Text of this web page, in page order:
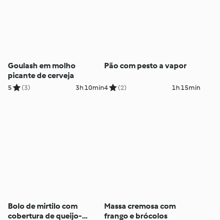
Goulash em molho
picante de cerveja
5 (3) 3h 10min
Pão com pesto a vapor
4 (2) 1h 15min
Bolo de mirtilo com
cobertura de queijo-
Massa cremosa com
frango e brócolos